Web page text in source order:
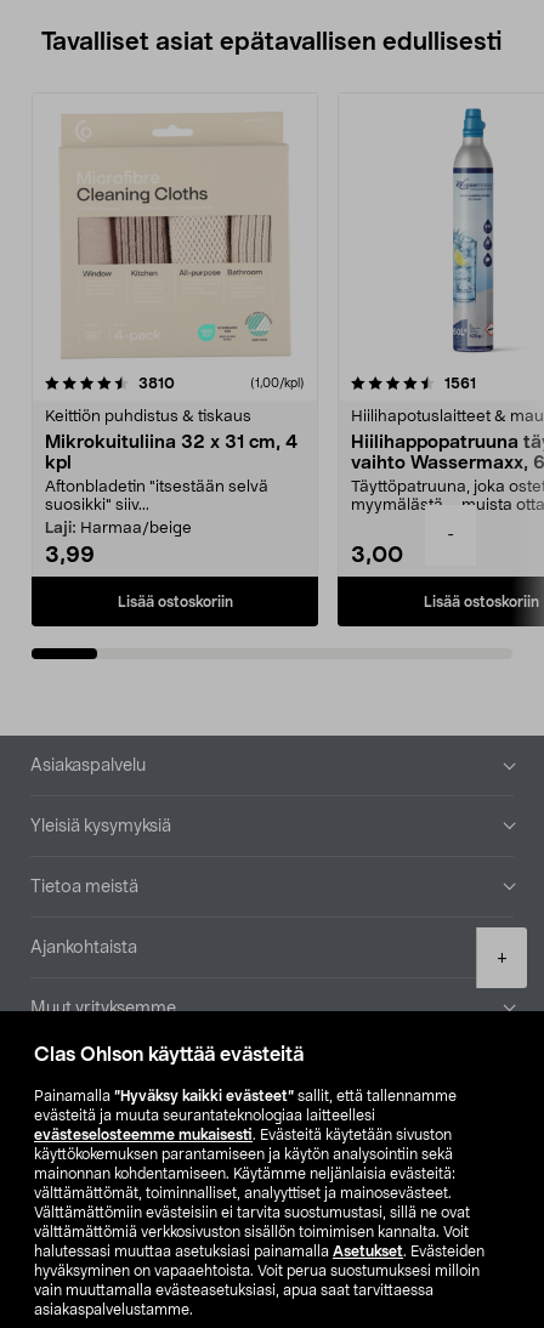
Clas Ohlson käyttää evästeitä
Painamalla ”Hyväksy kaikki evästeet” sallit, että tallennamme
evästeitä ja muuta seurantateknologiaa laitteellesi
evästeselosteemme mukaisesti. Evästeitä käytetään sivuston
käyttökokemuksen parantamiseen ja käytön analysointiin sekä
mainonnan kohdentamiseen. Käytämme neljänlaisia evästeitä:
välttämättömät, toiminnalliset, analyyttiset ja mainosevästeet.
Välttämättömiin evästeisiin ei tarvita suostumustasi, sillä ne ovat
välttämättömiä verkkosivuston sisällön toimimisen kannalta. Voit
halutessasi muuttaa asetuksiasi painamalla Asetukset. Evästeiden
hyväksyminen on vapaaehtoista. Voit perua suostumuksesi milloin
vain muuttamalla evästeasetuksiasi, apua saat tarvittaessa
asiakaspalvelustamme.
-
+
Tavalliset asiat epätavallisen edullisesti
3810arvostelut (1,00/kpl)
Keittiön puhdistus & tiskaus
Mikrokuituliina 32 x 31 cm, 4
kpl
Aftonbladetin "itsestään selvä
suosikki" siiv...
Laji: Harmaa/beige
3,99
Lisää ostoskoriin
4.5viidestä
1561
Hiilihapotuslaitteet &
Hiilihappopatruuna
vaihto Wassermaxx,
Täyttöpatruuna, joka
myymälästä – muista
3,00
Lisää ostoskoriin
4.5viidestä
Alatunniste
Asiakaspalvelu
Yleisiä kysymyksiä
Tietoa meistä
Ajankohtaista
Muut yrityksemme
Etsi myymälä
SE NO FI
FI SV